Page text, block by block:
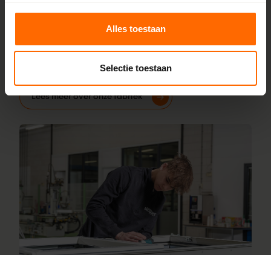
Alles toestaan
Selectie toestaan
bestelling al vanaf 5 werkdagen afhalen in de buurt van
voor advies over maatwerk of montage helpen onze
vakmensen je graag.
Lees meer over onze fabriek